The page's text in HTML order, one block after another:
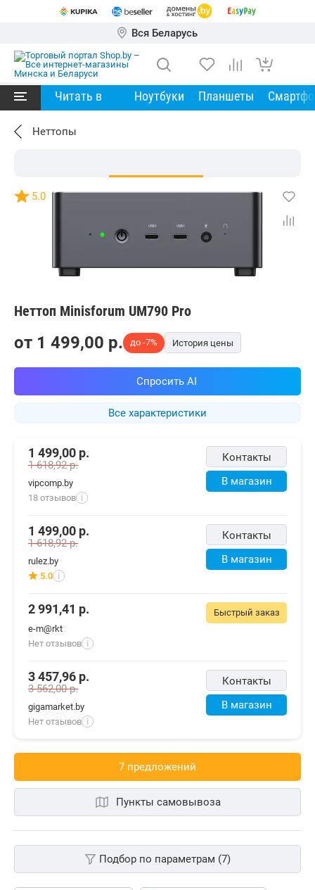
Вся Беларусь
Читать в Ноутбуки Планшеты
Неттопы
Неттоп Minisforum UM790 Pro
5.0
Все характеристики
от 1 499,00 p. до -7% История цены
Спросить AI
Контакты
В магазин
1 499,00 р.
1 618,92р.
vipcomp.by
18 отзывов i
Контакты
В магазин
1 499,00 р.
1 618,92р.
rulez.by
5.0 i
Быстрый заказ
2 991,41 р.
e-m@rkt
Нет отзывов i
Контакты
В магазин
3 457,96 р.
3 562,00р.
gigamarket.by
Нет отзывов i
7 предложений
Пункты самовывоза
Подбор по параметрам (7)